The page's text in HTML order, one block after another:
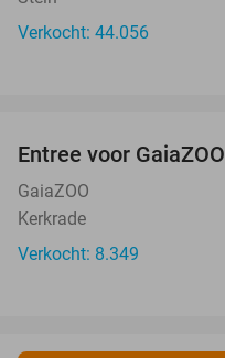
Verkocht: 44.056
Entree voor GaiaZOO
GaiaZOO
Kerkrade
Verkocht: 8.349